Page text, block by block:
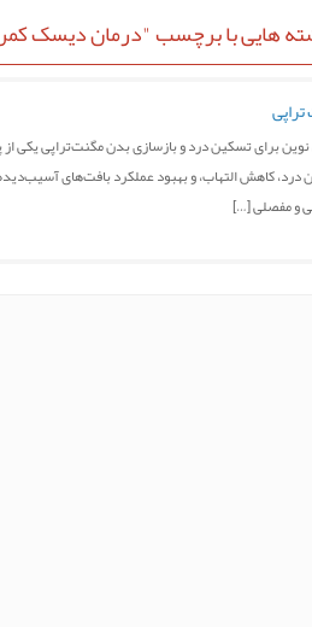
هایی با برچسب "درمان دیسک
برای تسکین درد و بازسازی بدن مگنت‌تراپی یکی
کاهش التهاب، و بهبود عملکرد بافت‌های آسیب‌دیده
و مفصلی […]